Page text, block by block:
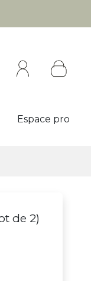
Espace pro
de 2)